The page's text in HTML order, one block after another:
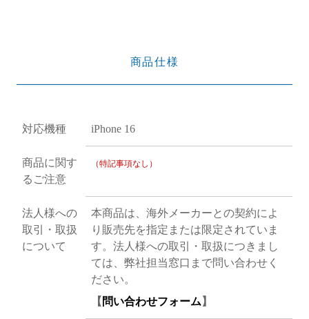
商品仕様
対応機種 iPhone 16
商品に関す
るご注意
（特記事項なし）
法人様への
取引・取扱
について
本商品は、海外メーカーとの契約によ
り販売先を指定または限定されていま
す。法人様への取引・取扱につきまし
ては、弊社担当窓口まで問い合わせく
ださい。
【 問い合わせフォーム 】